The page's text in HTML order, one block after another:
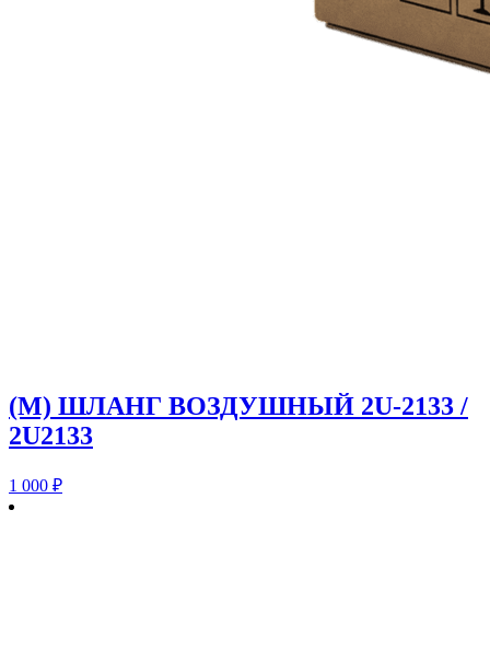
(M) ШЛАНГ ВОЗДУШНЫЙ 2U-2133 /
2U2133
1 000 ₽